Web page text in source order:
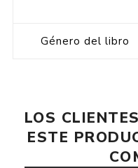
Género del libro
LOS
ESTE